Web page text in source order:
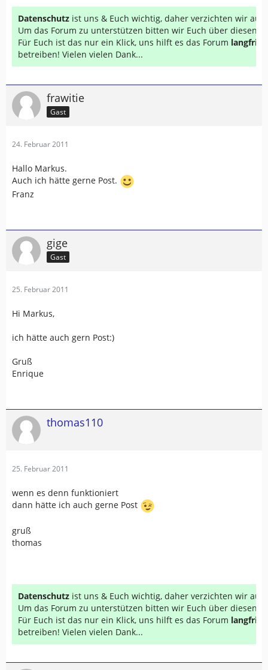
Datenschutz ist uns & Euch wichtig, daher verzichten wir auf
Um das Forum zu unterstützen bitten wir Euch über diesen
Für Euch ist das nur ein Klick, uns hilft es das Forum
betreiben! Vielen vielen Dank...
frawitie
Gast
24. Februar 2011
Hallo Markus.
Auch ich hätte gerne Post.
Franz
gige
Gast
25. Februar 2011
Hi Markus,
ich hätte auch gern Post:)
Gruß
Enrique
thomas110
25. Februar 2011
wenn es denn funktioniert
dann hätte ich auch gerne Post
gruß
thomas
Datenschutz ist uns & Euch wichtig, daher verzichten wir auf
Um das Forum zu unterstützen bitten wir Euch über diesen
Für Euch ist das nur ein Klick, uns hilft es das Forum
betreiben! Vielen vielen Dank...